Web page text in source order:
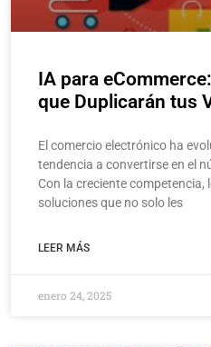
IA para
que Duplicarán tus
El comercio electrónico ha
tendencia a convertirse en el
Con la creciente competencia,
soluciones que no solo les
LEER MÁS
enero 24, 2025